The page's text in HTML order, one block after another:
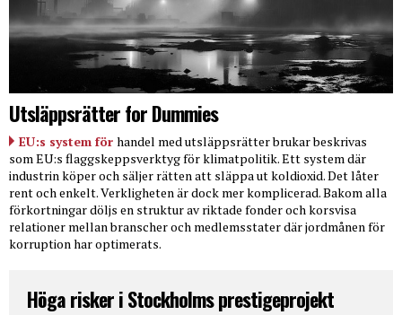
Utsläppsrätter for Dummies
EU:s system för handel med utsläppsrätter brukar beskrivas
som EU:s flaggskeppsverktyg för klimatpolitik. Ett system där
industrin köper och säljer rätten att släppa ut koldioxid. Det låter
rent och enkelt. Verkligheten är dock mer komplicerad. Bakom alla
förkortningar döljs en struktur av riktade fonder och korsvisa
relationer mellan branscher och medlemsstater där jordmånen för
korruption har optimerats.
Höga risker i Stockholms prestigeprojekt